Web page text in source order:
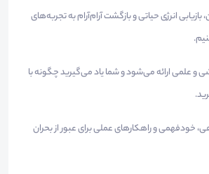
انرژی حیاتی و بازگشت آرام‌آرام به تجربه‌های
و علمی ارائه می‌شود و شما یاد می‌گیرید چگونه با
خودفهمی و راهکارهای عملی برای عبور از بحران